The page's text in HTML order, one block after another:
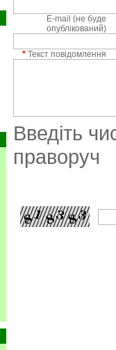
E-mail (не буде
опублікований)
* Текст повідомлення
Введіть
праворуч